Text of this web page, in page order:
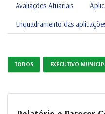
Avaliações Atuariais
Enquadramento das
TODOS EXECUTIVO